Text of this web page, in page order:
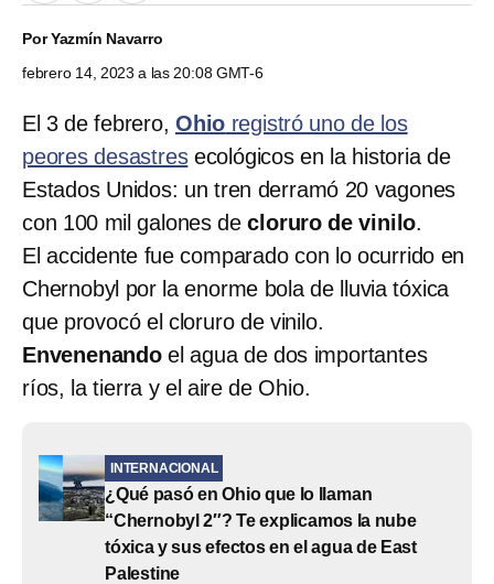
PorYazmín Navarro
febrero 14, 2023 a las 20:08 GMT-6
El 3 de febrero, Ohio registró uno de los
peores desastresecológicos en la historia de
Estados Unidos: un tren derramó 20 vagones
con 100 mil galones decloruro de vinilo.
El accidente fue comparado con lo ocurrido en
Chernobyl por la enorme bola de lluvia tóxica
que provocó el cloruro de vinilo.
Envenenandoel agua de dos importantes
ríos, la tierra y el aire de Ohio.
INTERNACIONAL
¿Qué pasó en Ohio que lo llaman
“Chernobyl 2″? Te explicamos la nube
tóxica y sus efectos en el agua de East
Palestine